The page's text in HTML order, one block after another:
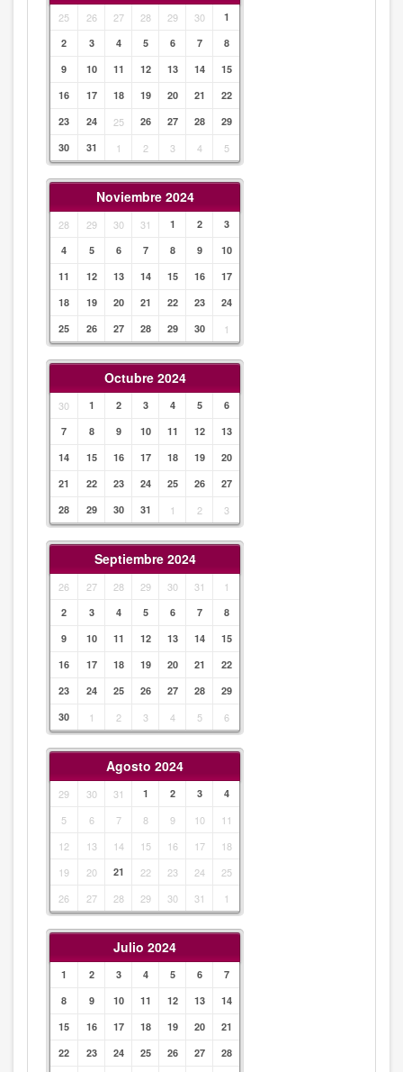
25 26 27 28 29 30
1
2
3 4 5 6 7
8
9
10 11 12 13 14
15
16
17 18 19 20 21
22
23
24 25 26 27 28
29
30
31 1 2 3 4 5
Noviembre 2024
28 29 30 31 1 2
3
4
5 6 7 8 9
10
11
12 13 14 15 16
17
18
19 20 21 22 23
24
25
26 27 28 29 30 1
Octubre 2024
30 1 2 3 4 5
6
7
8 9 10 11 12
13
14
15 16 17 18 19
20
21
22 23 24 25 26
27
28
29 30 31 1 2 3
Septiembre 2024
26 27 28 29 30 31 1
2 3 4 5 6 7
8
9
10 11 12 13 14
15
16
17 18 19 20 21
22
23
24 25 26 27 28
29
30
1 2 3 4 5 6
Agosto 2024
29 30 31 1 2 3 4
5 6 7 8 9 10
11
12
13 14 15 16 17
18
19
20 21 22 23 24
25
26
27 28 29 30 31 1
Julio 2024
1 2 3 4 5 6
7
8
9 10 11 12 13
14
15
16 17 18 19 20
21
22
23 24 25 26 27
28